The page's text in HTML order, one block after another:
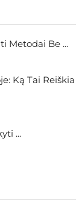
Metodai Be ...
Ką Tai Reiškia
...